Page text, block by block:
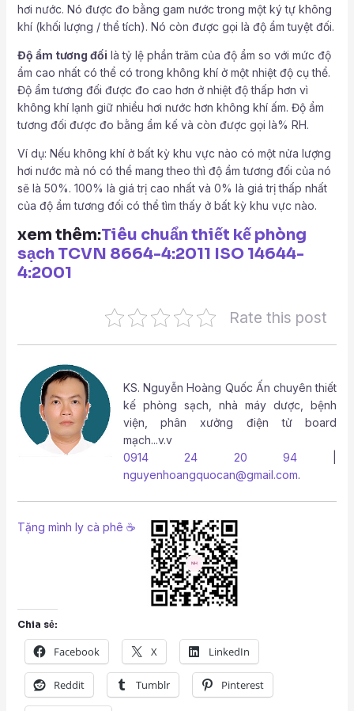
hơi nước. Nó được đo bằng gam nước trong một ký tự không
khí (khối lượng / thể tích). Nó còn được gọi là độ ẩm tuyệt đối.
Độ ẩm tương đối là tỷ lệ phần trăm của độ ẩm so với mức độ
ẩm cao nhất có thể có trong không khí ở một nhiệt độ cụ thể.
Độ ẩm tương đối được đo cao hơn ở nhiệt độ thấp hơn vì
không khí lạnh giữ nhiều hơi nước hơn không khí ấm. Độ ẩm
tương đối được đo bằng ẩm kế và còn được gọi là% RH.
Ví dụ: Nếu không khí ở bất kỳ khu vực nào có một nửa lượng
hơi nước mà nó có thể mang theo thì độ ẩm tương đối của nó
sẽ là 50%. 100% là giá trị cao nhất và 0% là giá trị thấp nhất
của độ ẩm tương đối có thể tìm thấy ở bất kỳ khu vực nào.
xem thêm:Tiêu chuẩn thiết kế phòng
sạch TCVN 8664-4:2011 ISO 14644-
4:2001
Rate this post
KS. Nguyễn Hoàng Quốc Ấnchuyên thiết
kế phòng sạch, nhà máy dược, bệnh
viện, phân xưởng điện tử board
mạch...v.v
0914 24 20 94|
nguyenhoangquocan@gmail.com.
Tặng mình ly cà phê ☕
Chia sẻ:
Facebook X LinkedIn
Reddit Tumblr Pinterest